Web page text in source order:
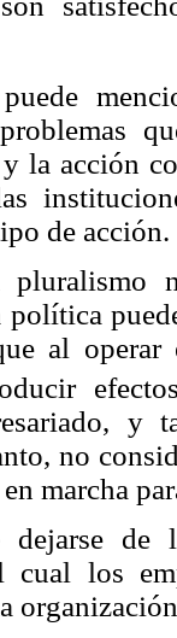
y la acción
de acción.
pluralismo
política
al operar
y
no
marcha
dejarse
cual los